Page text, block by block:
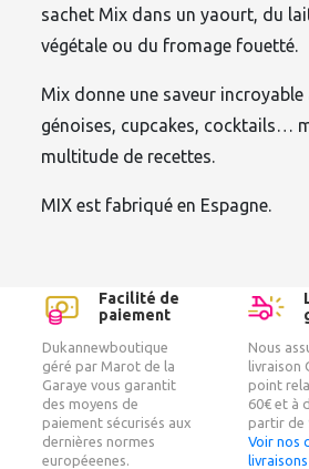
sachet Mix dans un yaourt, du
végétale ou du fromage fouetté.
Mix donne une saveur incroyable
génoises, cupcakes, cocktails…
multitude de recettes.
MIX est fabriqué en Espagne.
Facilité de
paiement
Dukannewboutique
géré par Marot de la
Garaye vous garantit
des moyens de
paiement sécurisés aux
dernières normes
européeenes.
Nous
livraison
point
60€ et à
partir de
Voir nos
livraisons